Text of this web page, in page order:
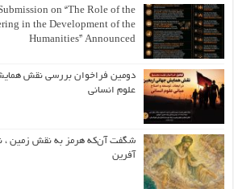
on “The Role of the
in the Development of the
Humanities” Announced
دومین فراخوان بررسی نقش
علوم انسانی
شگفت آن‌که هرمز به نقش زمین ،
آفرین